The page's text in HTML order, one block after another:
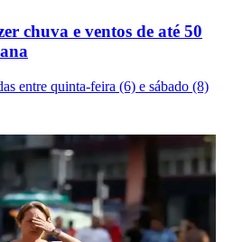
chuva e ventos de até 50
entre quinta-feira (6) e sábado (8)